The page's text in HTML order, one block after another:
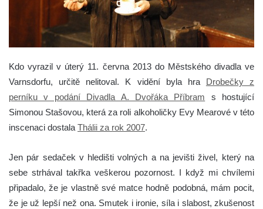
Kdo vyrazil v úterý 11. června 2013 do Městského divadla ve
Varnsdorfu, určitě nelitoval. K vidění byla hra Drobečky z
perníku v podání Divadla A. Dvořáka Příbram s hostující
Simonou Stašovou, která za roli alkoholičky Evy Mearové v této
inscenaci dostala Thálii za rok 2007.
Jen pár sedaček v hledišti volných a na jevišti živel, který na
sebe strhával takřka veškerou pozornost. I když mi chvílemi
připadalo, že je vlastně své matce hodně podobná, mám pocit,
že je už lepší než ona. Smutek i ironie, síla i slabost, zkušenost